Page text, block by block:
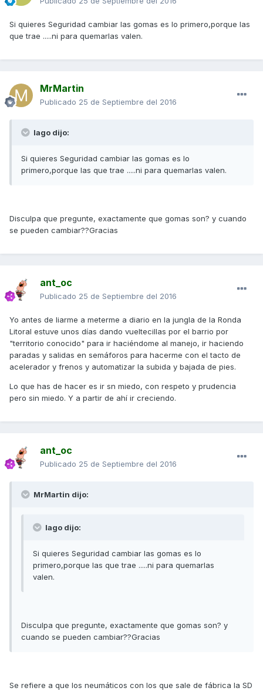
Si quieres Seguridad cambiar las gomas es lo primero,porque las
que trae .....ni para quemarlas valen.
MrMartin
Publicado 25 de Septiembre del 2016
lago dijo:
Si quieres Seguridad cambiar las gomas es lo
primero,porque las que trae .....ni para quemarlas valen.
Disculpa que pregunte, exactamente que gomas son? y cuando
se pueden cambiar??Gracias
ant_oc
Publicado 25 de Septiembre del 2016
Yo antes de liarme a meterme a diario en la jungla de la Ronda
Litoral estuve unos días dando vueltecillas por el barrio por
"territorio conocido" para ir haciéndome al manejo, ir haciendo
paradas y salidas en semáforos para hacerme con el tacto de
acelerador y frenos y automatizar la subida y bajada de pies.
Lo que has de hacer es ir sn miedo, con respeto y prudencia
pero sin miedo. Y a partir de ahí ir creciendo.
ant_oc
Publicado 25 de Septiembre del 2016
MrMartin dijo:
lago dijo:
Si quieres Seguridad cambiar las gomas es lo
primero,porque las que trae .....ni para quemarlas
valen.
Disculpa que pregunte, exactamente que gomas son? y
cuando se pueden cambiar??Gracias
Se refiere a que los neumáticos con los que sale de fábrica la SD